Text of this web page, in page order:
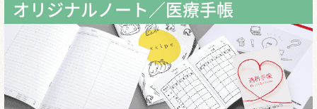
オリジナルノート／医療手帳